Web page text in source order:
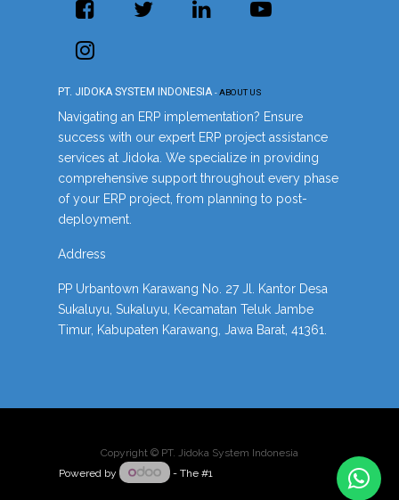
PT. JIDOKA SYSTEM INDONESIA -ABOUT US
Navigating an ERP implementation? Ensure
success with our expert ERP project assistance
services at Jidoka. We specialize in providing
comprehensive support throughout every phase
of your ERP project, from planning to post-
deployment.
Address
PP Urbantown Karawang No. 27 Jl. Kantor Desa
Sukaluyu, Sukaluyu, Kecamatan Teluk Jambe
Timur, Kabupaten Karawang, Jawa Barat, 41361.
Copyright © PT. Jidoka System Indonesia
Powered by
- The #1 Open Source eCommerce